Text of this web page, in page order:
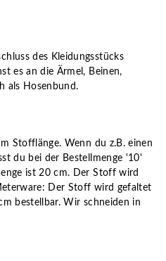
des Kleidungsstücks
es an die Ärmel, Beinen,
als Hosenbund.
Stofflänge. Wenn du z.B. einen
du bei der Bestellmenge '10'
ist 20 cm. Der Stoff wird
Der Stoff wird gefaltet
bestellbar. Wir schneiden in